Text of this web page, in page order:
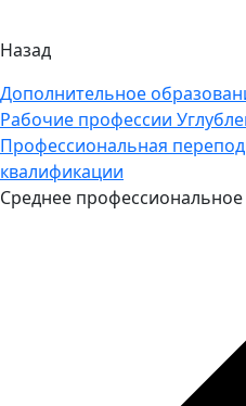
Назад
Дополнительное
Рабочие профессии
Профессиональная
квалификации
Среднее